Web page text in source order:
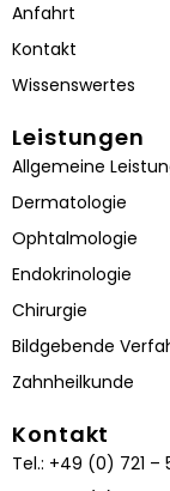
Anfahrt
Kontakt
Wissenswertes
Leistungen
Allgemeine
Dermatologie
Ophtalmologie
Endokrinologie
Chirurgie
Bildgebende
Zahnheilkunde
Kontakt
Tel.: +49 (0) 721 –